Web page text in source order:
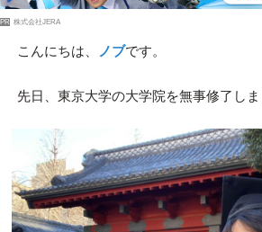
PR 株式会社JERA
こんにちは、 ノブです。
先日、東京大学の大学院を無事修了しま